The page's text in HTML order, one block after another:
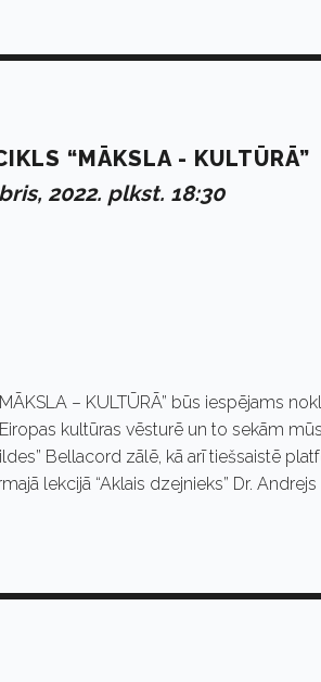
“MĀKSLA - KULTŪRĀ”
2022. plkst. 18:30
– KULTŪRĀ” būs iespējams
kultūras vēsturē un to sekām
Bellacord zālē, kā arī tiešsaistē
lekcijā “Aklais dzejnieks” Dr.